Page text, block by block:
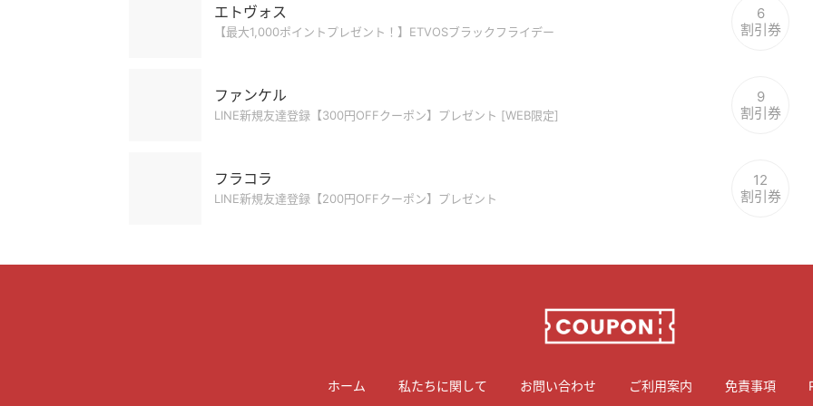
エトヴォス
【最大1,000ポイントプレゼント！】ETVOSブラックフライデー
6
割引券
ファンケル
LINE新規友達登録【300円OFFクーポン】プレゼント [WEB限定]
9
割引券
フラコラ
LINE新規友達登録【200円OFFクーポン】プレゼント
12
割引券
ホーム 私たちに関して お問い合わせ ご利用案内 免責事項